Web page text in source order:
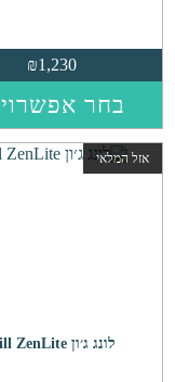
₪1,230
בחר
אזל המלאי
לונג ג׳ון Gill ZenLite